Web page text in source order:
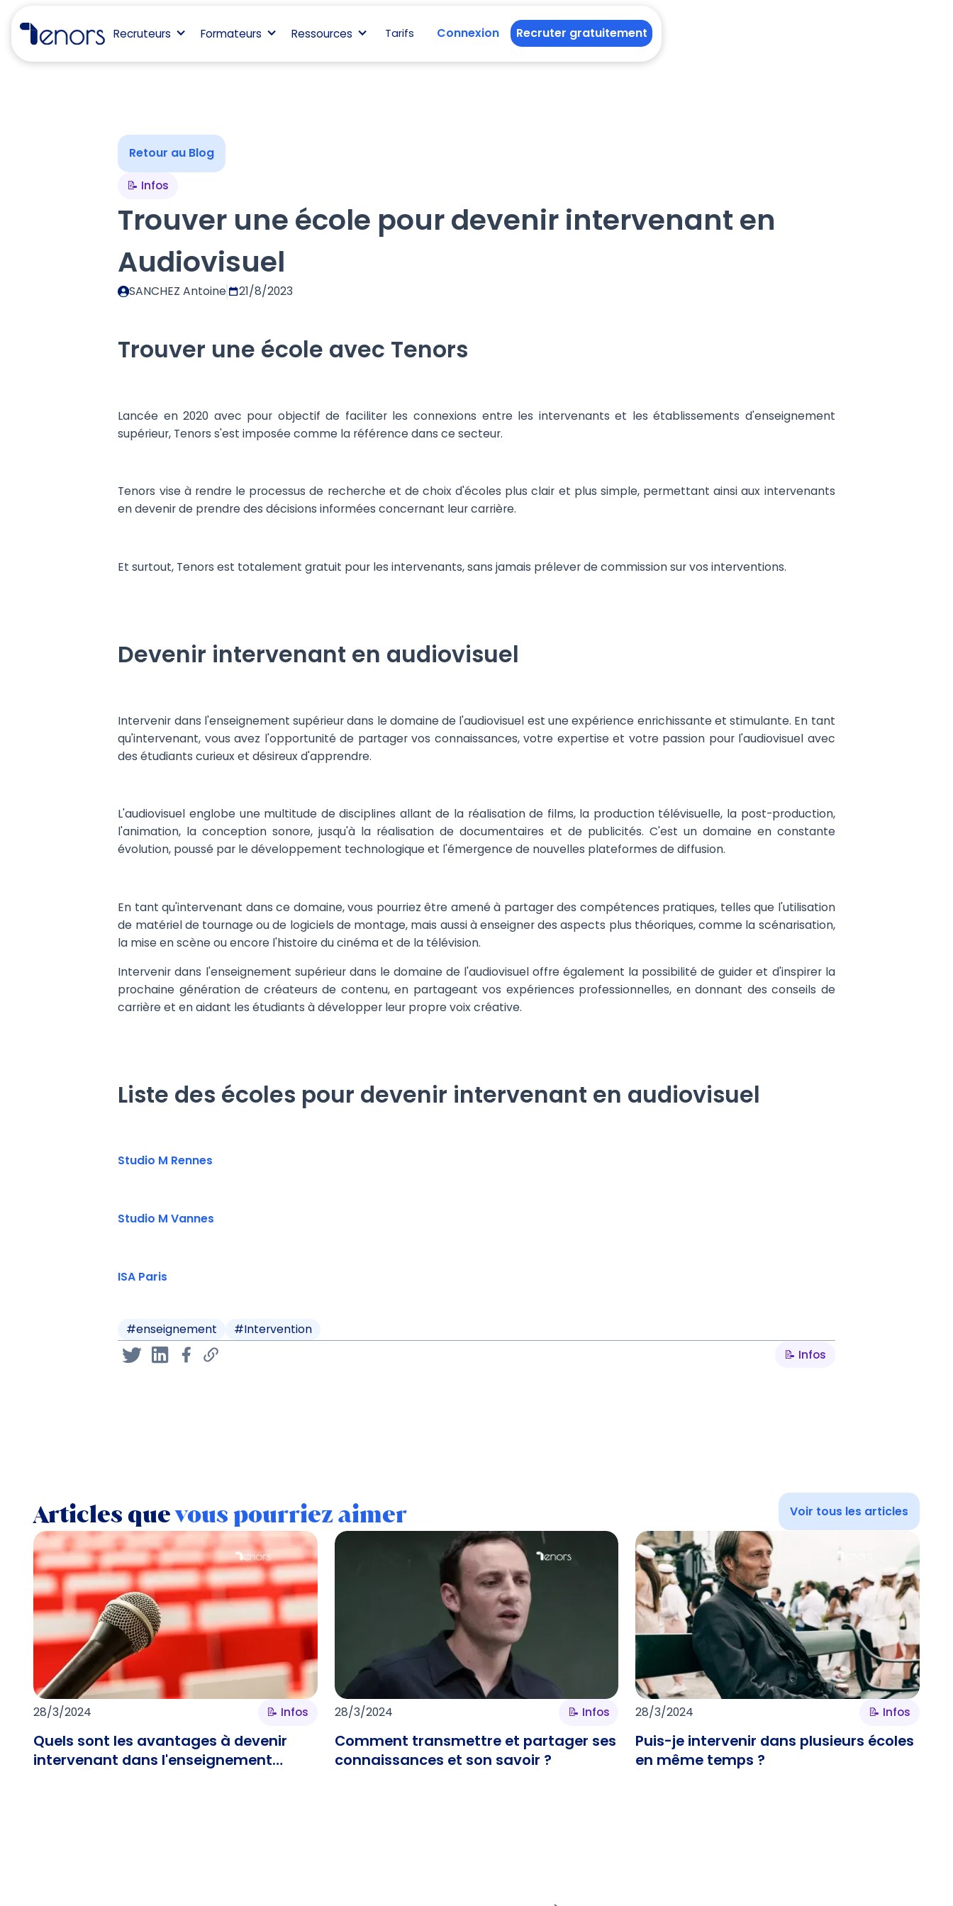
Recruteurs Formateurs Ressources Tarifs Connexion Recruter gratuitement
Retour au Blog
📝 Infos
Trouver une école pour devenir intervenant en
Audiovisuel
SANCHEZ Antoine 21/8/2023
Trouver une école avec Tenors
Lancée en 2020 avec pour objectif de faciliter les connexions entre les intervenants et les établissements d'enseignement
supérieur, Tenors s'est imposée comme la référence dans ce secteur.
Tenors vise à rendre le processus de recherche et de choix d'écoles plus clair et plus simple, permettant ainsi aux intervenants
en devenir de prendre des décisions informées concernant leur carrière.
Et surtout, Tenors est totalement gratuit pour les intervenants, sans jamais prélever de commission sur vos interventions.
Devenir intervenant en audiovisuel
Intervenir dans l'enseignement supérieur dans le domaine de l'audiovisuel est une expérience enrichissante et stimulante. En tant
qu'intervenant, vous avez l'opportunité de partager vos connaissances, votre expertise et votre passion pour l'audiovisuel avec
des étudiants curieux et désireux d'apprendre.
L'audiovisuel englobe une multitude de disciplines allant de la réalisation de films, la production télévisuelle, la post-production,
l'animation, la conception sonore, jusqu'à la réalisation de documentaires et de publicités. C'est un domaine en constante
évolution, poussé par le développement technologique et l'émergence de nouvelles plateformes de diffusion.
En tant qu'intervenant dans ce domaine, vous pourriez être amené à partager des compétences pratiques, telles que l'utilisation
de matériel de tournage ou de logiciels de montage, mais aussi à enseigner des aspects plus théoriques, comme la scénarisation,
la mise en scène ou encore l'histoire du cinéma et de la télévision.
Intervenir dans l'enseignement supérieur dans le domaine de l'audiovisuel offre également la possibilité de guider et d'inspirer la
prochaine génération de créateurs de contenu, en partageant vos expériences professionnelles, en donnant des conseils de
carrière et en aidant les étudiants à développer leur propre voix créative.
Liste des écoles pour devenir intervenant en audiovisuel
Studio M Rennes
Studio M Vannes
ISA Paris
#enseignement #Intervention
📝 Infos
Articles quevous pourriez aimer Voir tous les articles
28/3/2024 📝 Infos
Quels sont les avantages à devenir
intervenant dans l'enseignement
28/3/2024 📝 Infos
Comment transmettre et partager ses
connaissances et son savoir ?
28/3/2024 📝 Infos
Puis-je intervenir dans plusieurs écoles
en même temps ?